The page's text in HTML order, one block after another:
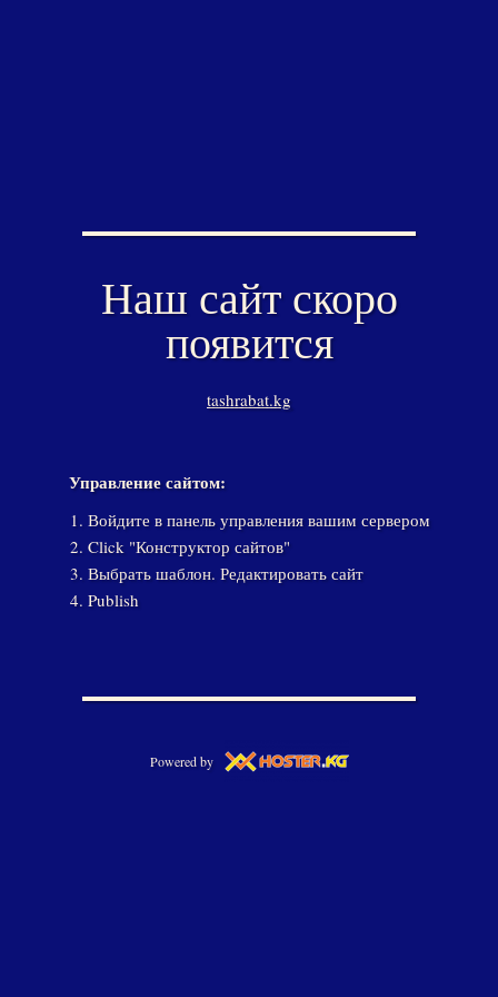
Наш сайт скоро
появится
tashrabat.kg
Управление сайтом:
Войдите в панель управления вашим сервером
Click "Конструктор сайтов"
Выбрать шаблон. Редактировать сайт
Publish
Powered by